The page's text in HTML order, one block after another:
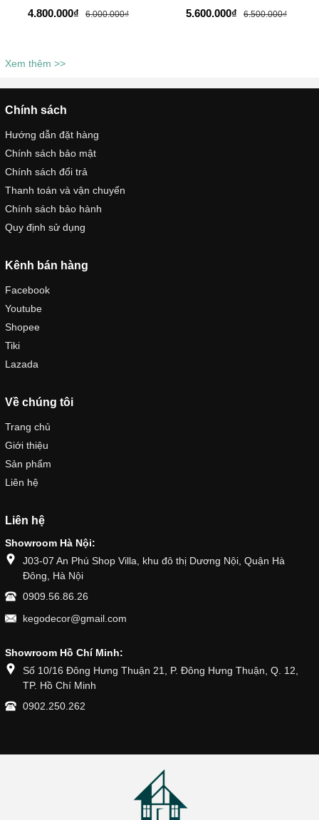
Bắc Âu
4.800.000₫ 6.000.000₫
Trọng
5.600.000₫ 6.500.000₫
Xem thêm >>
Chính sách
Hướng dẫn đặt hàng
Chính sách bảo mật
Chính sách đổi trả
Thanh toán và vận chuyển
Chính sách bảo hành
Quy định sử dụng
Kênh bán hàng
Facebook
Youtube
Shopee
Tiki
Lazada
Về chúng tôi
Trang chủ
Giới thiệu
Sản phẩm
Liên hệ
Liên hệ
Showroom Hà Nội:
J03-07 An Phú Shop Villa, khu đô thị Dương Nội, Quận Hà
Đông, Hà Nội
0909.56.86.26
kegodecor@gmail.com
Showroom Hồ Chí Minh:
Số 10/16 Đông Hưng Thuận 21, P. Đông Hưng Thuận, Q. 12,
TP. Hồ Chí Minh
0902.250.262